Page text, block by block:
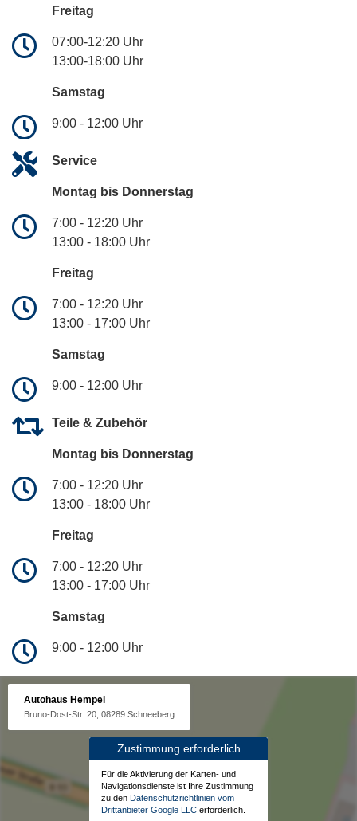
Freitag
07:00-12:20 Uhr
13:00-18:00 Uhr
Samstag
9:00 - 12:00 Uhr
Service
Montag bis Donnerstag
7:00 - 12:20 Uhr
13:00 - 18:00 Uhr
Freitag
7:00 - 12:20 Uhr
13:00 - 17:00 Uhr
Samstag
9:00 - 12:00 Uhr
Teile & Zubehör
Montag bis Donnerstag
7:00 - 12:20 Uhr
13:00 - 18:00 Uhr
Freitag
7:00 - 12:20 Uhr
13:00 - 17:00 Uhr
Samstag
9:00 - 12:00 Uhr
Autohaus Hempel
Bruno-Dost-Str. 20, 08289 Schneeberg
Zustimmung erforderlich
Für die Aktivierung der Karten- und
Navigationsdienste ist Ihre Zustimmung
zu den Datenschutzrichtlinien vom
Drittanbieter Google LLC erforderlich.